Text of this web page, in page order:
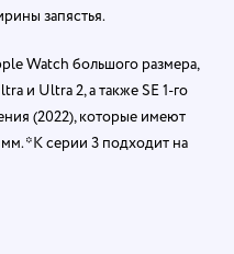
запястья.
Watch большого размера,
и Ultra 2, а также SE 1-го
(2022), которые имеют
*К серии 3 подходит на